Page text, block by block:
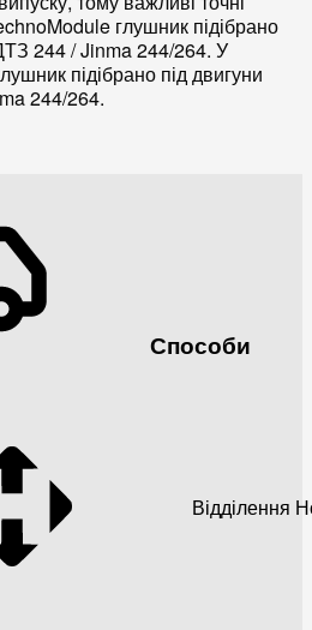
глушник підібрано
244 / Jinma 244/264. У
підібрано під двигуни
244/264.
Способи
Відділення